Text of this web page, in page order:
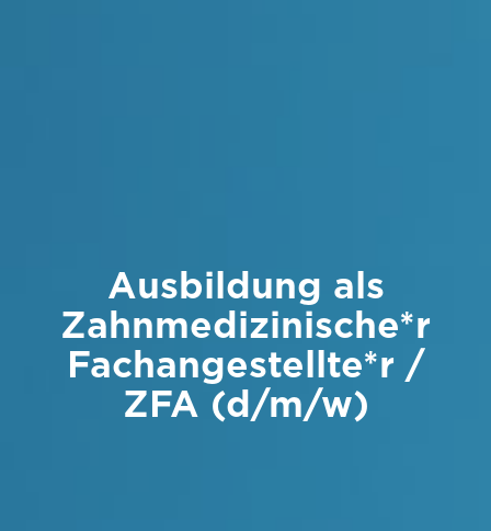
Ausbildung als
Zahnmedizinische*r
Fachangestellte*r /
ZFA (d/m/w)